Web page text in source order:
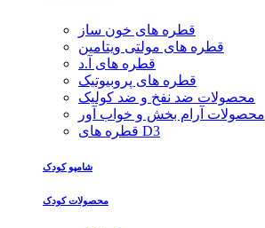
قطره های خون ساز
قطره های مولتی ویتامین
قطره های آ.د
قطره های پروبیوتیک
محصولات ضد نفخ و ضد کولیک
محصولات آرام بخش و خواب آور
قطره های D3
شامپو کودک
محصولات کودک